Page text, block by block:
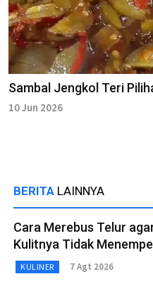
Sambal Jengkol Teri
10 Jun 2026
BERITA LAINNYA
Cara Merebus Telur
Kulitnya Tidak
KULINER 7 Agt 2026